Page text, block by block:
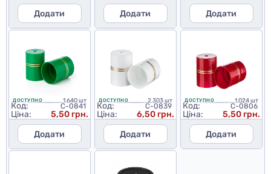
Додати
Додати
Додати
ДОСТУПНО 1 640 шт
Код: C-0841
Ціна:
5,50 грн.
Додати
ДОСТУПНО 2 303 шт
Код: C-0839
Ціна:
6,50 грн.
Додати
ДОСТУПНО 1 024 шт
Код: C-0806
Ціна:
5,50 грн.
Додати